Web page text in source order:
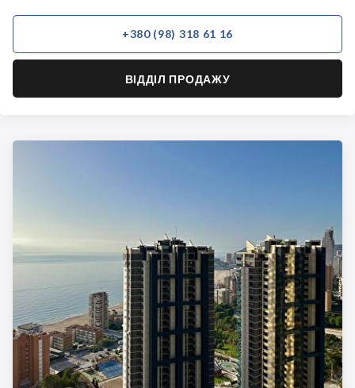
+380 (98) 318 61 16
ВІДДІЛ ПРОДАЖУ